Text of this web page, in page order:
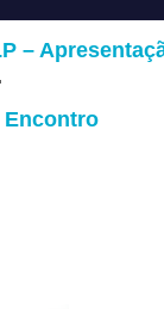
–
Encontro